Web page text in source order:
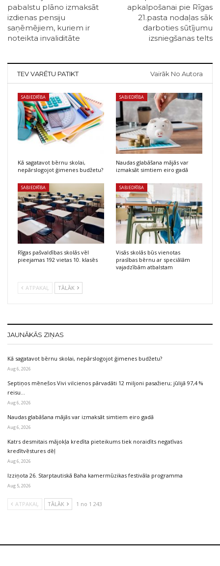
pabalstu plāno izmaksāt
izdienas pensiju
saņēmējiem, kuriem ir
noteikta invaliditāte
apkalpošanai pie Rīgas
21.pasta nodaļas sāk
darboties sūtījumu
izsniegšanas telts
TEV VARĒTU PATIKT Vairāk No Autora
SABIEDRĪBA
Kā sagatavot bērnu skolai,
nepārslogojot ģimenes budžetu?
SABIEDRĪBA
Naudas glabāšana mājās var
izmaksāt simtiem eiro gadā
SABIEDRĪBA
Rīgas pašvaldības skolās vēl
pieejamas 192 vietas 10. klasēs
SABIEDRĪBA
Visās skolās būs vienotas
prasības bērnu ar speciālām
vajadzībām atbalstam
ATPAKAĻ TĀLĀK
JAUNĀKĀS ZIŅAS
Kā sagatavot bērnu skolai, nepārslogojot ģimenes budžetu?
Aug 6, 2026
Septiņos mēnešos Vivi vilcienos pārvadāti 12 miljoni pasažieru; jūlijā 97,4 %
reisu…
Aug 6, 2026
Naudas glabāšana mājās var izmaksāt simtiem eiro gadā
Aug 6, 2026
Katrs desmitais mājokļa kredīta pieteikums tiek noraidīts negatīvas
kredītvēstures dēļ
Aug 6, 2026
Izziņota 26. Starptautiskā Baha kamermūzikas festivāla programma
Aug 5, 2026
ATPAKAĻ TĀLĀK 1 no 1 243